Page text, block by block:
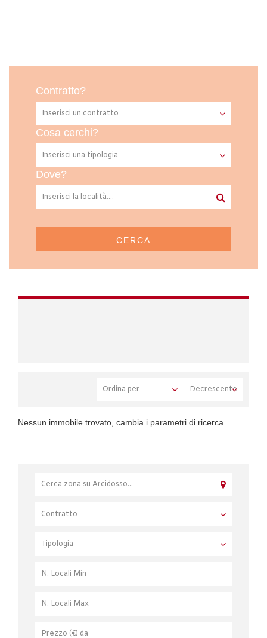
Contratto?
Cosa cerchi?
Dove?
CERCA
Nessun immobile trovato, cambia i parametri di ricerca